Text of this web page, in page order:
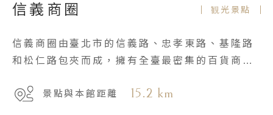
信義商圈 観光景點
信義商圈由臺北市的信義路、忠孝東路、基隆路
和松仁路包夾而成，擁有全臺最密集的百貨商
景點與本館距離
15.2 km